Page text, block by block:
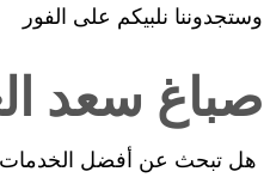
وستجدوننا نلبيكم على الفور
صباغ سعد
هل تبحث عن أفضل الخدمات